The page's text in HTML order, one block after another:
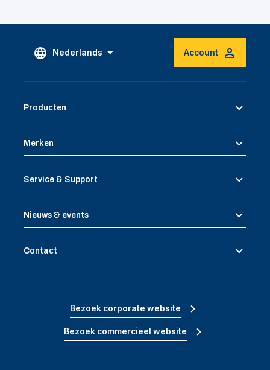
Nederlands Account
Producten
Merken
Service & Support
Nieuws & events
Contact
Bezoek corporate website
Bezoek commercieel website